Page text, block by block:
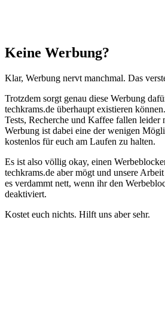
Schließen
Keine Werbung?
Klar, Werbung nervt manchmal. Das
Trotzdem sorgt genau diese Werbung
techkrams.de überhaupt existieren
Tests, Recherche und Kaffee fallen
Werbung ist dabei eine der wenigen
kostenlos für euch am Laufen zu halten.
Es ist also völlig okay, einen
techkrams.de aber mögt und unsere
es verdammt nett, wenn ihr den
deaktiviert.
Kostet euch nichts. Hilft uns aber sehr.